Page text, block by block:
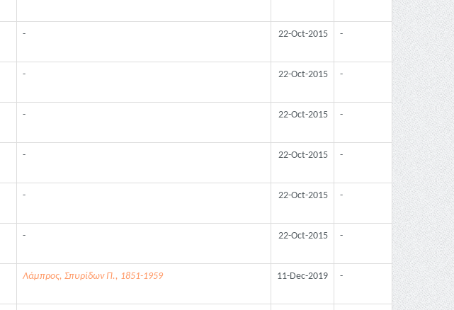
- 22-Oct-2015 -
- 22-Oct-2015 -
- 22-Oct-2015 -
- 22-Oct-2015 -
- 22-Oct-2015 -
- 22-Oct-2015 -
Λάμπρος, Σπυρίδων Π., 1851-1959 11-Dec-2019 -